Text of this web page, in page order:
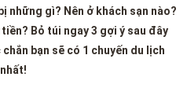
những gì? Nên ở khách sạn nào?
Bỏ túi ngay 3 gợi ý sau đây
bạn sẽ có 1 chuyến du lịch